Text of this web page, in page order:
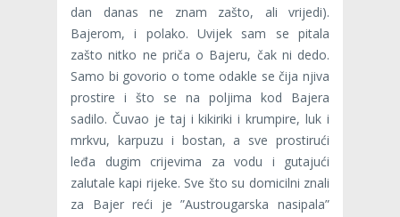
dan danas ne znam zašto, ali vrijedi).
Bajerom, i polako. Uvijek sam se pitala
zašto nitko ne priča o Bajeru, čak ni dedo.
Samo bi govorio o tome odakle se čija njiva
prostire i što se na poljima kod Bajera
sadilo. Čuvao je taj i kikiriki i krumpire, luk i
mrkvu, karpuzu i bostan, a sve prostirući
leđa dugim crijevima za vodu i gutajući
zalutale kapi rijeke. Sve što su domicilni znali
za Bajer reći je ”Austrougarska nasipala”